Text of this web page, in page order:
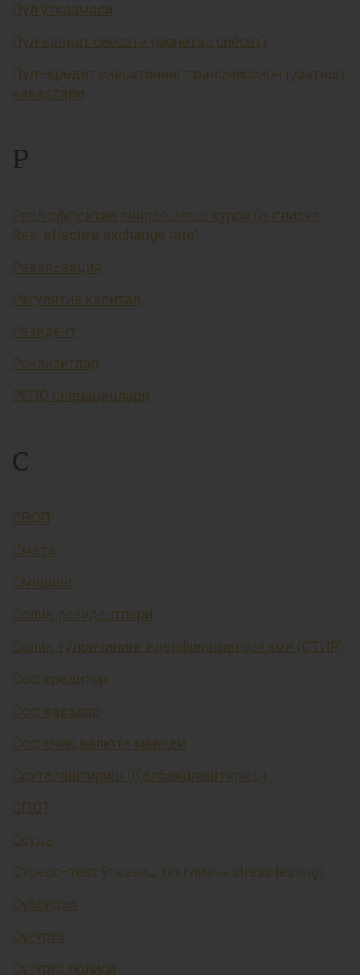
Пул ўтказмаси
Пул-кредит сиёсати (монетар сиёсат)
Пул–кредит сиёсатининг трансмиссион (узатиш)
каналлари
Р
Реал эффектив айирбошлаш курси (инглизча
Real effective exchange rate)
Ревальвация
Регулятив капитал
Резидент
Реквизитлар
РЕПО операциялари
С
СВОП
Смета
Смишинг
Солиқ резидентлари
Солиқ тўловчининг иденфикация рақами (СТИР)
Соф кредитор
Соф қарздор
Соф очиқ валюта мавқеи
Сохталаштириш (Қалбакилаштириш)
СПОТ
Ссуда
Стресс–тест ўтказиш (инглизча stress testing)
Субсидия
Суғурта
Суғурта полиси